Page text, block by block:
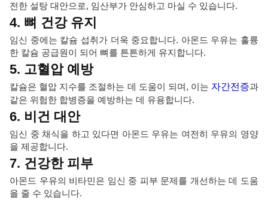
전한 설탕 대안으로, 임산부가 안심하고 마실 수 있습니다.
4. 뼈 건강 유지
임신 중에는 칼슘 섭취가 더욱 중요합니다. 아몬드 우유는 훌륭
한 칼슘 공급원이 되어 뼈를 튼튼하게 유지합니다.
5. 고혈압 예방
칼슘은 혈압 지수를 조절하는 데 도움이 되며, 이는 자간전증과
같은 위험한 합병증을 예방하는 데 유용합니다.
6. 비건 대안
임신 중 채식을 하고 있다면 아몬드 우유는 여전히 우유의 영양
을 제공합니다.
7. 건강한 피부
아몬드 우유의 비타민은 임신 중 피부 문제를 개선하는 데 도움
을 줄 수 있습니다.